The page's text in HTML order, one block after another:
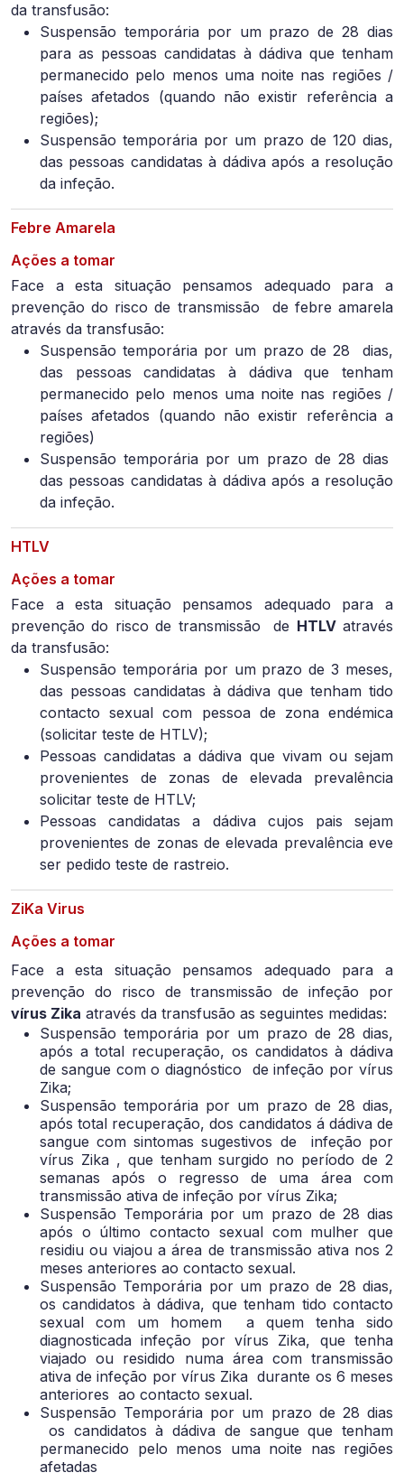
da transfusão:
Suspensão temporária por um prazo de 28 dias
para as pessoas candidatas à dádiva que tenham
permanecido pelo menos uma noite nas regiões /
países afetados (quando não existir referência a
regiões);
Suspensão temporária por um prazo de 120 dias,
das pessoas candidatas à dádiva após a resolução
da infeção.
Febre Amarela
Ações a tomar
Face a esta situação pensamos adequado para a
prevenção do risco de transmissão de febre amarela
através da transfusão:
Suspensão temporária por um prazo de 28
dias,
das pessoas candidatas à dádiva que tenham
permanecido pelo menos uma noite nas regiões /
países afetados (quando não existir referência a
regiões)
Suspensão temporária por um prazo de 28 dias
das pessoas candidatas à dádiva após a resolução
da infeção.
HTLV
Ações a tomar
Face a esta situação pensamos adequado para a
prevenção do risco de transmissão de HTLVatravés
da transfusão:
Suspensão temporária por um prazo de 3 meses,
das pessoas candidatas à dádiva que tenham tido
contacto sexual com pessoa de zona endémica
(solicitar teste de HTLV);
Pessoas candidatas a dádiva que vivam ou sejam
provenientes de zonas de elevada prevalência
solicitar teste de HTLV;
Pessoas candidatas a dádiva cujos pais sejam
provenientes de zonas de elevada prevalência eve
ser pedido teste de rastreio.
ZiKa Virus
Ações a tomar
Face a esta situação pensamos adequado para a
prevenção do risco de transmissão de infeção por
vírus Zika através da transfusão as seguintes medidas:
Suspensão temporária por um prazo de 28 dias,
após a total recuperação, os candidatos à dádiva
de sangue com o diagnóstico de infeção por vírus
Zika;
Suspensão temporária por um prazo de 28 dias,
após total recuperação, dos candidatos á dádiva de
sangue com sintomas sugestivos de infeção por
vírus Zika , que tenham surgido no período de 2
semanas após o regresso de uma área com
transmissão ativa de infeção por vírus Zika;
Suspensão Temporária por um prazo de 28 dias
após o último contacto sexual com mulher que
residiu ou viajou a área de transmissão ativa nos 2
meses anteriores ao contacto sexual.
Suspensão Temporária por um prazo de 28 dias,
os candidatos à dádiva, que tenham tido contacto
sexual com um homem a quem tenha sido
diagnosticada infeção por vírus Zika, que tenha
viajado ou residido numa área com transmissão
ativa de infeção por vírus Zika durante os 6 meses
anteriores ao contacto sexual.
Suspensão Temporária por um prazo de 28 dias
os candidatos à dádiva de sangue que tenham
permanecido pelo menos uma noite nas regiões
afetadas